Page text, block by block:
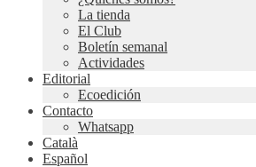
La tienda
El Club
Boletín semanal
Actividades
Editorial
Ecoedición
Contacto
Whatsapp
Català
Español